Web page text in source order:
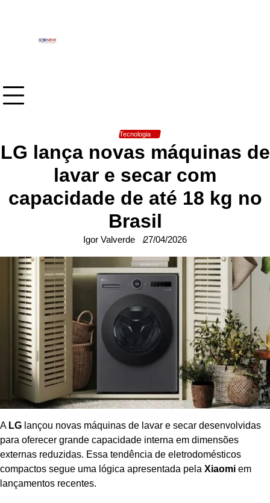
Tecnologia
LG lança novas máquinas de
lavar e secar com
capacidade de até 18 kg no
Brasil
Igor Valverde 27/04/2026
A LG lançou novas máquinas de lavar e secar desenvolvidas
para oferecer grande capacidade interna em dimensões
externas reduzidas. Essa tendência de eletrodomésticos
compactos segue uma lógica apresentada pela Xiaomi em
lançamentos recentes.